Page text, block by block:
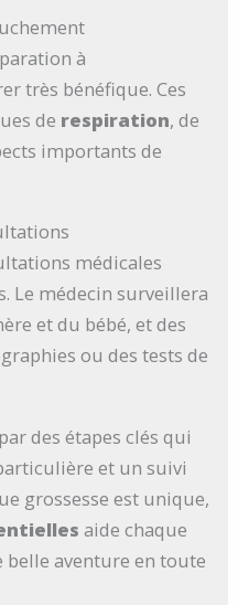
à
très bénéfique. Ces
de respiration, de
importants de
médicales
Le médecin surveillera
et du bébé, et des
ou des tests de
des étapes clés qui
et un suivi
grossesse est unique,
aide chaque
aventure en toute